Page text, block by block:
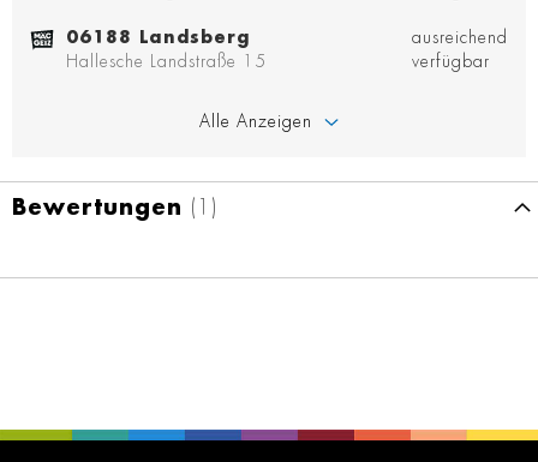
06188 Landsberg
Hallesche Landstraße 15
ausreichend
verfügbar
Alle Anzeigen
Bewertungen